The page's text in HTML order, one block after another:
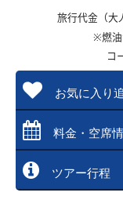
旅行代金（大
※燃油
コ
お気に入り
料金・空席
ツアー行程